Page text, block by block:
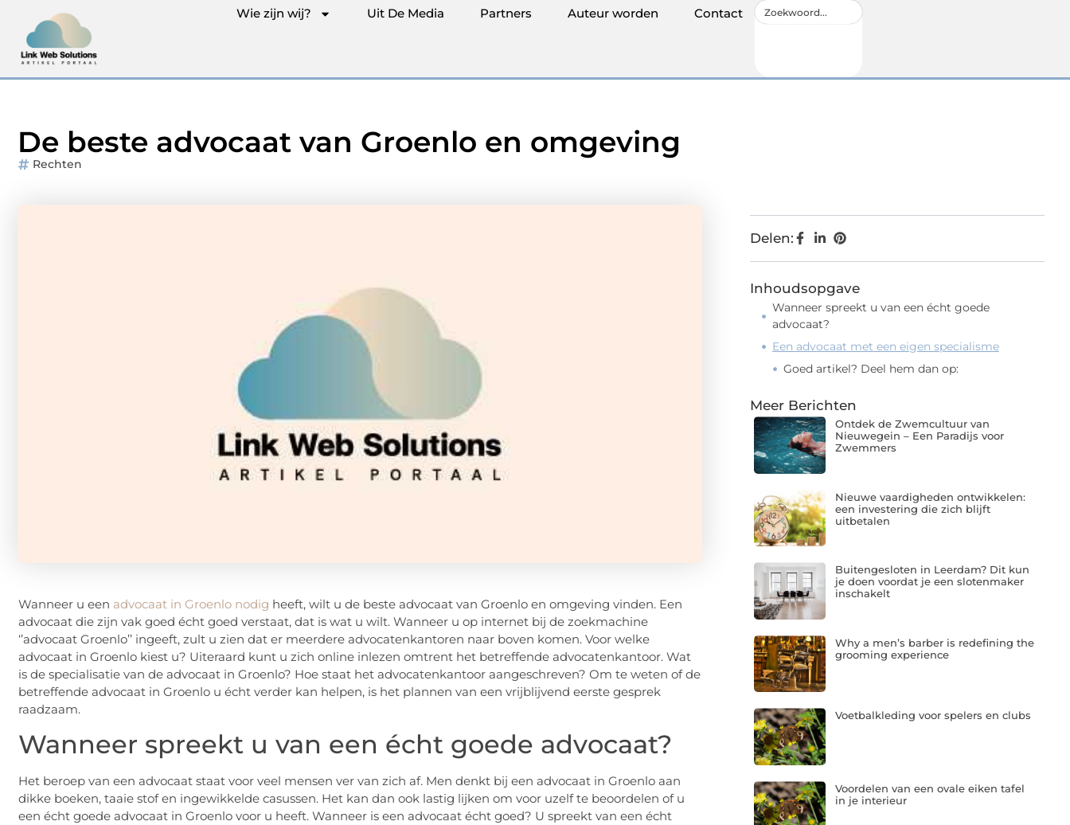
Wie zijn wij? Uit De Media Partners Auteur worden Contact
De beste advocaat van Groenlo en omgeving
Rechten
Wanneer u een advocaat in Groenlo nodig heeft, wilt u de beste advocaat van Groenlo en omgeving vinden. Een
advocaat die zijn vak goed écht goed verstaat, dat is wat u wilt. Wanneer u op internet bij de zoekmachine
‘’advocaat Groenlo’’ ingeeft, zult u zien dat er meerdere advocatenkantoren naar boven komen. Voor welke
advocaat in Groenlo kiest u? Uiteraard kunt u zich online inlezen omtrent het betreffende advocatenkantoor. Wat
is de specialisatie van de advocaat in Groenlo? Hoe staat het advocatenkantoor aangeschreven? Om te weten of de
betreffende advocaat in Groenlo u écht verder kan helpen, is het plannen van een vrijblijvend eerste gesprek
raadzaam.
Wanneer spreekt u van een écht goede advocaat?
Het beroep van een advocaat staat voor veel mensen ver van zich af. Men denkt bij een advocaat in Groenlo aan
dikke boeken, taaie stof en ingewikkelde casussen. Het kan dan ook lastig lijken om voor uzelf te beoordelen of u
een écht goede advocaat in Groenlo voor u heeft. Wanneer is een advocaat écht goed? U spreekt van een écht
Delen:
Inhoudsopgave
Wanneer spreekt u van een écht goede
advocaat?
Een advocaat met een eigen specialisme
Goed artikel? Deel hem dan op:
Meer Berichten
Ontdek de Zwemcultuur van
Nieuwegein – Een Paradijs voor
Zwemmers
Nieuwe vaardigheden ontwikkelen:
een investering die zich blijft
uitbetalen
Buitengesloten in Leerdam? Dit kun
je doen voordat je een slotenmaker
inschakelt
Why a men’s barber is redefining the
grooming experience
Voetbalkleding voor spelers en clubs
Voordelen van een ovale eiken tafel
in je interieur